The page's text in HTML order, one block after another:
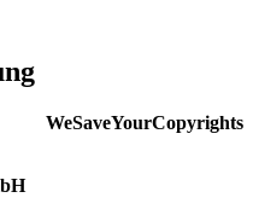
WeSaveYourCopyrights